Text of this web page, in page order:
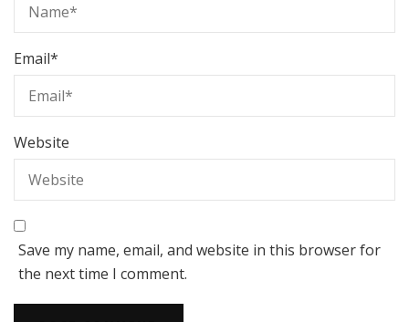
Email*
Website
Save my name, email, and website in this browser for
the next time I comment.